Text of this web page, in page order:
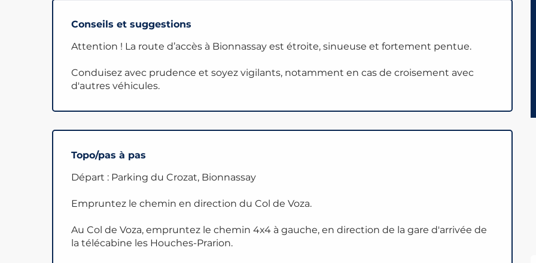
Conseils et suggestions
Attention ! La route d’accès à Bionnassay est étroite, sinueuse et fortement pentue.
Conduisez avec prudence et soyez vigilants, notamment en cas de croisement avec
d'autres véhicules.
Topo/pas à pas
Départ : Parking du Crozat, Bionnassay
Empruntez le chemin en direction du Col de Voza.
Au Col de Voza, empruntez le chemin 4x4 à gauche, en direction de la gare d'arrivée de
la télécabine les Houches-Prarion.